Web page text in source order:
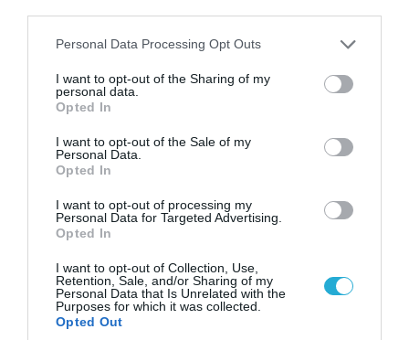
Please note that this website/app uses one or more Google
not limited to your visit or usage behaviour. You may click to
grant or deny consent to Google and its third-party tags to
use your data for below specified purposes in below Google
consent section.
Personal Data Processing Opt Outs
I want to opt-out of the Sharing of my
personal data.
Opted In
I want to opt-out of the Sale of my
Personal Data.
Opted In
I want to opt-out of processing my
Personal Data for Targeted Advertising.
Opted In
I want to opt-out of Collection, Use,
Retention, Sale, and/or Sharing of my
Personal Data that Is Unrelated with the
Purposes for which it was collected.
Opted Out
Το Ομάν συμφώνησε ότι τα Στενά του Ορμούζ
είναι υπό ιρανική κυριαρχία και επιτεύχθηκε
συμφωνία